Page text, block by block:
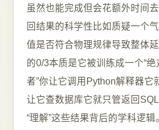
虽然也能完成但会花额外时间
回结果的科学性比如质疑一个
值是否符合物理规律导致整体
的0/3本质是它被训练成一个“
者”你让它调用Python解释器它
让它查数据库它就只管返回
“理解”这些结果背后的学科逻